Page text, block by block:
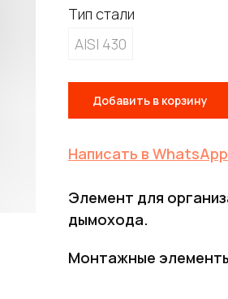
Тип стали
AISI 430
Добавить в корзину
Написать в WhatsApp
Элемент для
дымохода.
Монтажные